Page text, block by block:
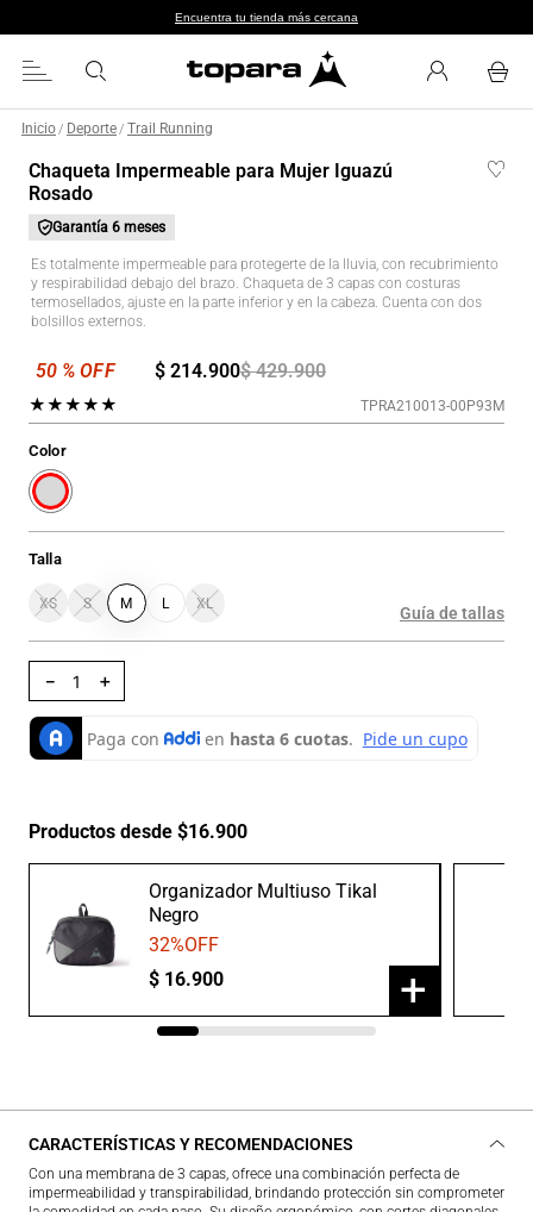
Encuentra tu tienda más cercana
Inicio / Deporte / Trail Running
Chaqueta Impermeable para Mujer Iguazú
Rosado
Garantía 6 meses
Es totalmente impermeable para protegerte de la lluvia, con recubrimiento
y respirabilidad debajo del brazo. Chaqueta de 3 capas con costuras
termosellados, ajuste en la parte inferior y en la cabeza. Cuenta con dos
bolsillos externos.
$ 429.900
$ 214.900
★★★★★ TPRA210013-00P93M
Talla
XS S M L XL
Color
Guía de tallas
＋
－
Productos desde $16.900
Organizador Multiuso Tikal
Negro
32%OFF
$ 16.900 +
CARACTERÍSTICAS Y RECOMENDACIONES
Con una membrana de 3 capas, ofrece una combinación perfecta de
impermeabilidad y transpirabilidad, brindando protección sin comprometer